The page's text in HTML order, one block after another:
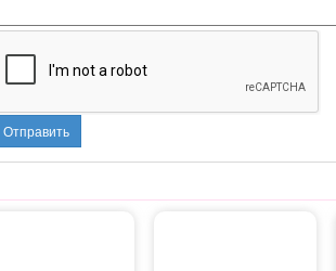
Отправить